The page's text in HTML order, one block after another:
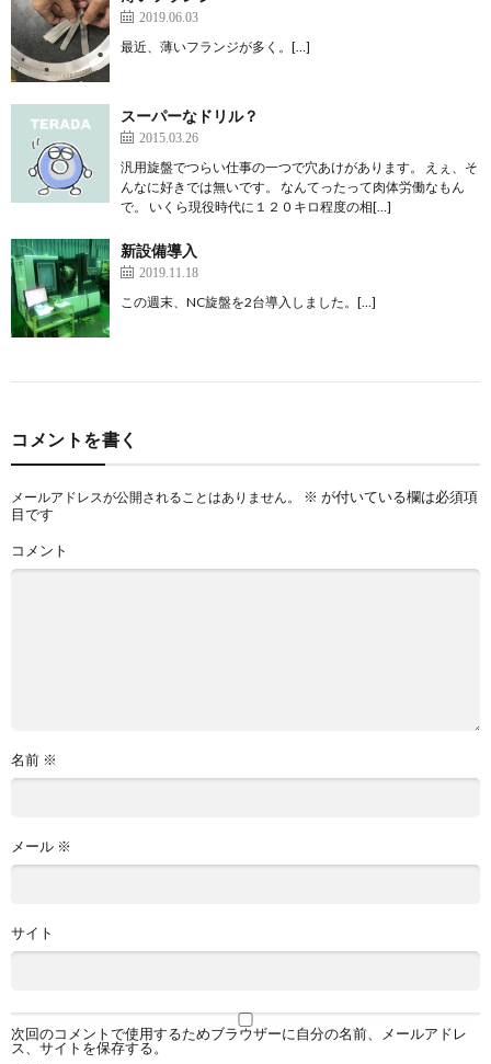
2019.06.03
最近、薄いフランジが多く。[…]
スーパーなドリル？
2015.03.26
汎用旋盤でつらい仕事の一つで穴あけがあります。 えぇ、そ
んなに好きでは無いです。 なんてったって肉体労働なもん
で。 いくら現役時代に１２０キロ程度の相[…]
新設備導入
2019.11.18
この週末、NC旋盤を2台導入しました。[…]
コメントを書く
メールアドレスが公開されることはありません。 ※ が付いている欄は必須項
目です
コメント
名前 ※
メール ※
サイト
次回のコメントで使用するためブラウザーに自分の名前、メールアドレ
ス、サイトを保存する。